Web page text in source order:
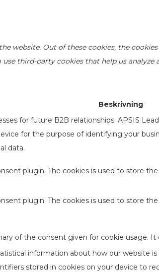
website. Out of these cookies, the
third-party cookies that help us analyze
Beskrivning
for future B2B relationships. APSIS
for the purpose of identifying your
data.
plugin. The cookies is used to store
plugin. The cookies is used to store
of the consent given for cookie usage. It
information about how our website
stored in cookies on your device to